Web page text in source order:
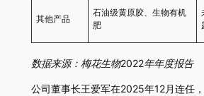
其他产品
石油级黄原胶、生物有机
肥
数据来源：梅花生物2022年年度报告
公司董事长王爱军在2025年12月连任